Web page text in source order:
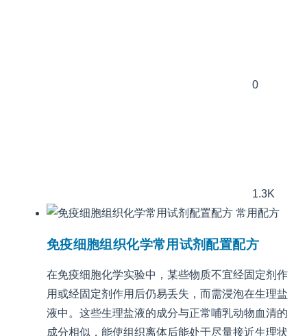
0
1.3K
常用配方
免疫细胞组织化学常用试剂配置配方
在免疫细胞化学实验中，某些物质不宜经固定剂作
用或经固定剂作用后仍易丢失，而需浸泡在生理盐
液中。这些生理盐液的成分与正常哺乳动物血清的
成分相似，能使组织离体后能处于尽量接近生理状